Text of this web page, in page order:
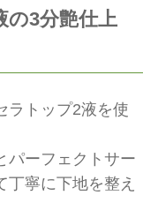
の3分艶仕上
ラトップ2液を使
パーフェクトサー
丁寧に下地を整え